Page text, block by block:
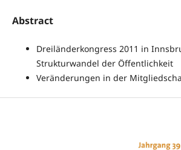
Abstract
Dreiländerkongress 2011 in
Strukturwandel der Öffentlichkeit
Veränderungen in der